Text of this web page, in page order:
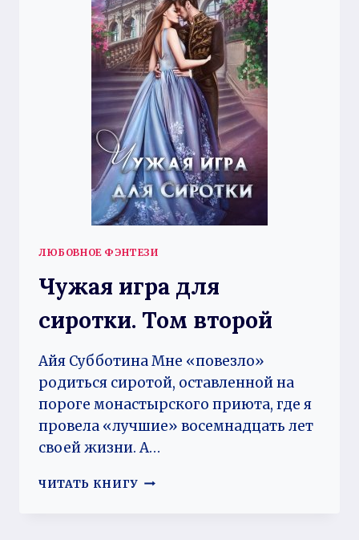
ЛЮБОВНОЕ ФЭНТЕЗИ
Чужая игра для
сиротки. Том второй
Айя Субботина Мне «повезло»
родиться сиротой, оставленной на
пороге монастырского приюта, где я
провела «лучшие» восемнадцать лет
своей жизни. А…
ЧИТАТЬ КНИГУ ЧУЖАЯ